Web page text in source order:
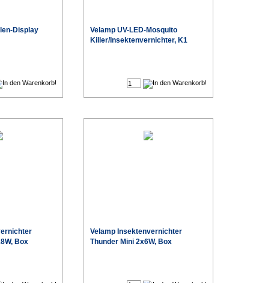
Display
Velamp UV-LED-Mosquito
Killer/Insektenvernichter, K1
Box
Velamp Insektenvernichter
Thunder Mini 2x6W, Box